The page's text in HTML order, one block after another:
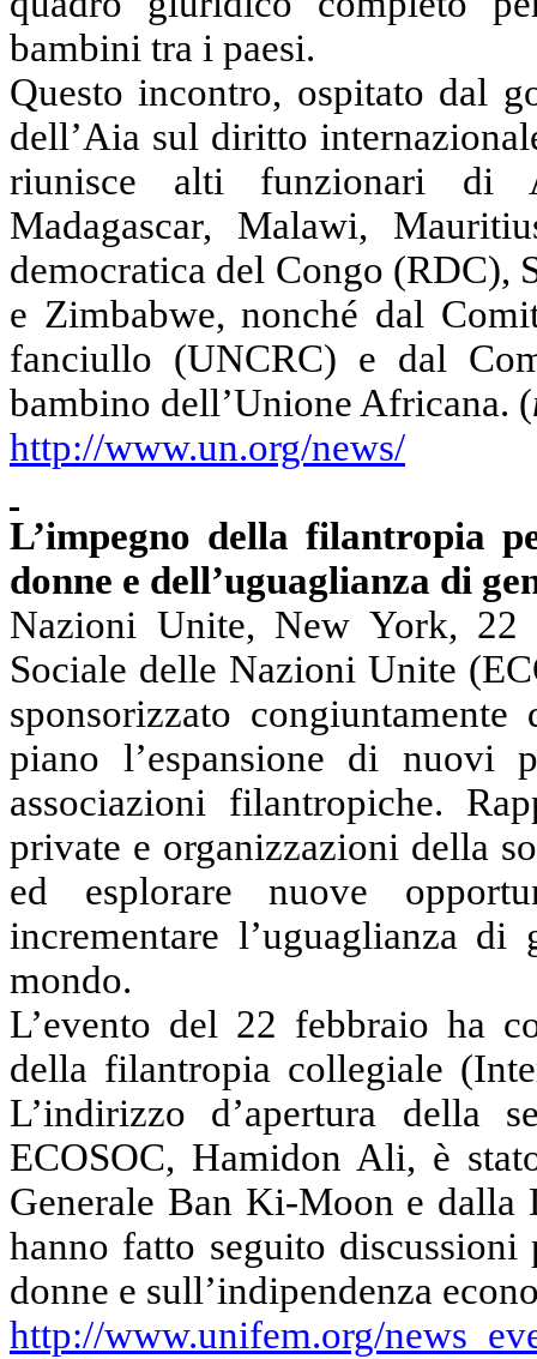
bambini tra i paesi.
Questo incontro, ospitato dal
dell’Aia sul diritto
riunisce alti funzionari di
Madagascar, Malawi,
democratica del Congo (RDC),
e Zimbabwe, nonché dal
fanciullo (UNCRC) e dal
bambino dell’Unione Africana. (
http://www.un.org/news/
L’impegno della filantropia
donne e dell’uguaglianza di
Nazioni Unite, New York,
Sociale delle Nazioni Unite
sponsorizzato
piano l’espansione di nuovi
associazioni filantropiche.
private e organizzazioni della
ed esplorare nuove
incrementare l’uguaglianza
mondo.
L’evento del 22 febbraio ha
della filantropia collegiale
L’indirizzo d’apertura della
ECOSOC, Hamidon Ali, è
Generale Ban Ki-Moon e dalla
hanno fatto seguito
donne e sull’indipendenza
http://www.unifem.org/